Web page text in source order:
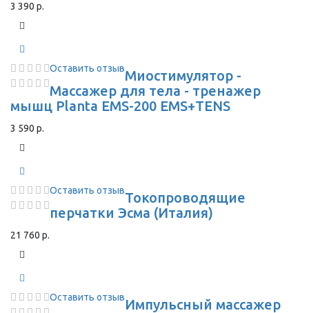
3 390 р.
Оставить отзывМиостимулятор -
Массажер для тела - тренажер
мышц Planta EMS-200 EMS+TENS
3 590 р.
Оставить отзывТокопроводящие
перчатки Эсма (Италия)
21 760 р.
Оставить отзывИмпульсный массажер